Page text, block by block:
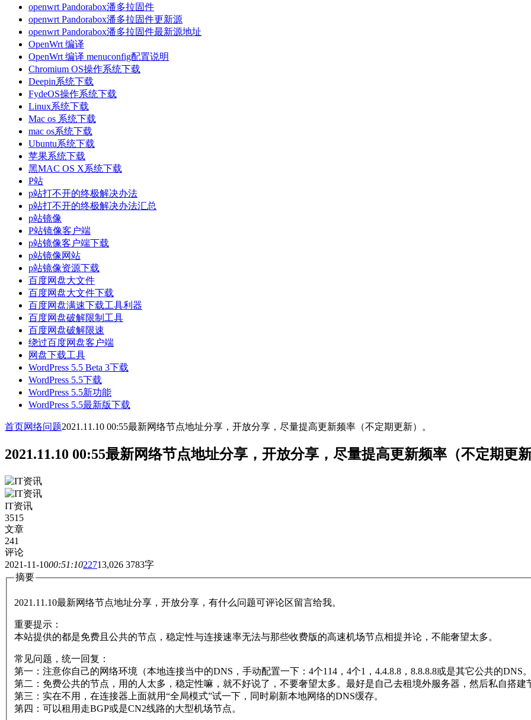
openwrt Pandorabox潘多拉固件
openwrt Pandorabox潘多拉固件更新源
openwrt Pandorabox潘多拉固件最新源地址
OpenWrt 编译
OpenWrt 编译 menuconfig配置说明
Chromium OS操作系统下载
Deepin系统下载
FydeOS操作系统下载
Linux系统下载
Mac os 系统下载
mac os系统下载
Ubuntu系统下载
苹果系统下载
黑MAC OS X系统下载
P站
p站打不开的终极解决办法
p站打不开的终极解决办法汇总
p站镜像
P站镜像客户端
p站镜像客户端下载
p站镜像网站
p站镜像资源下载
百度网盘大文件
百度网盘大文件下载
百度网盘满速下载工具利器
百度网盘破解限制工具
百度网盘破解限速
绕过百度网盘客户端
网盘下载工具
WordPress 5.5 Beta 3下载
WordPress 5.5下载
WordPress 5.5新功能
WordPress 5.5最新版下载
首页网络问题2021.11.10 00:55最新网络节点地址分享，开放分享，尽量提高更新频率（不定期更新）。
2021.11.10 00:55最新网络节点地址分享，开放分享，尽量提高更新频率（不定期更新
IT资讯
3515
文章
241
评论
2021-11-1000:51:1022713,026 3783字
摘要
2021.11.10最新网络节点地址分享，开放分享，有什么问题可评论区留言给我。
重要提示：
本站提供的都是免费且公共的节点，稳定性与连接速率无法与那些收费版的高速机场节点相提并论，不能奢望太多。
常见问题，统一回复：
第一：注意你自己的网络环境（本地连接当中的DNS，手动配置一下：4个114，4个1，4.4.8.8，8.8.8.8或是其它公共的DNS。
第二：免费公共的节点，用的人太多，稳定性嘛，就不好说了，不要奢望太多。最好是自己去租境外服务器，然后私自搭建
第三：实在不用，在连接器上面就用“全局模式”试一下，同时刷新本地网络的DNS缓存。
第四：可以租用走BGP或是CN2线路的大型机场节点。